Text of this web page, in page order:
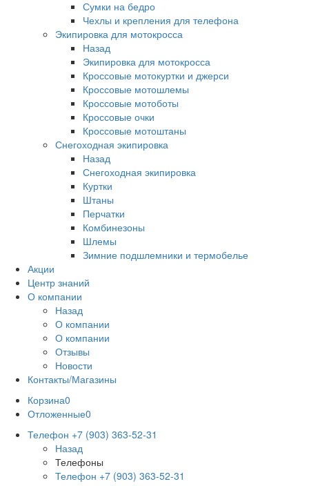
Сумки на бедро
Чехлы и крепления для телефона
Экипировка для мотокросса
Назад
Экипировка для мотокросса
Кроссовые мотокуртки и джерси
Кроссовые мотошлемы
Кроссовые мотоботы
Кроссовые очки
Кроссовые мотоштаны
Снегоходная экипировка
Назад
Снегоходная экипировка
Куртки
Штаны
Перчатки
Комбинезоны
Шлемы
Зимние подшлемники и термобелье
Акции
Центр знаний
О компании
Назад
О компании
О компании
Отзывы
Новости
Контакты/Магазины
Корзина0
Отложенные0
Телефон +7 (903) 363-52-31
Назад
Телефоны
Телефон +7 (903) 363-52-31